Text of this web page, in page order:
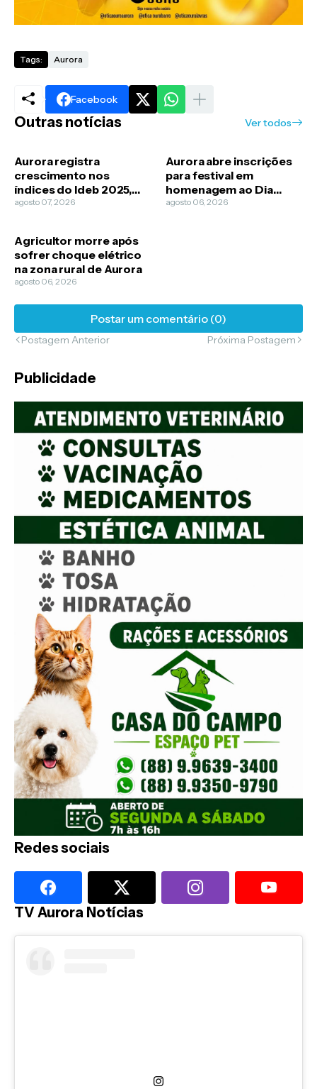
Tags: Aurora
Facebook
Outras notícias Ver todos
Aurora registra
crescimento nos
índices do Ideb 2025,
aponta divulgação da
agosto 07, 2026
Aurora abre inscrições
para festival em
homenagem ao Dia
Municipal do Cantador
agosto 06, 2026
Agricultor morre após
sofrer choque elétrico
na zona rural de Aurora
agosto 06, 2026
Postar um comentário (0)
Postagem Anterior Próxima Postagem
Publicidade
Redes sociais
TV Aurora Notícias